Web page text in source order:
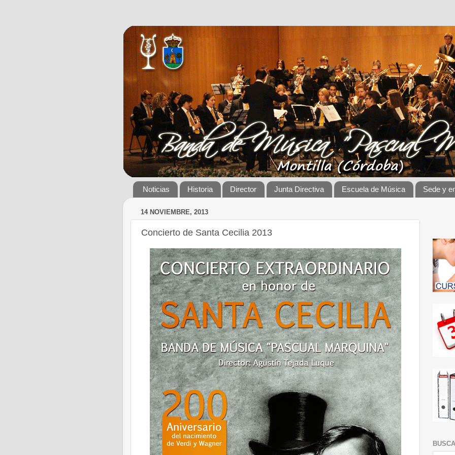
Noticias Historia Director Junta Directiva Escuela de Música Sede y
14 NOVIEMBRE, 2013
Concierto de Santa Cecilia 2013